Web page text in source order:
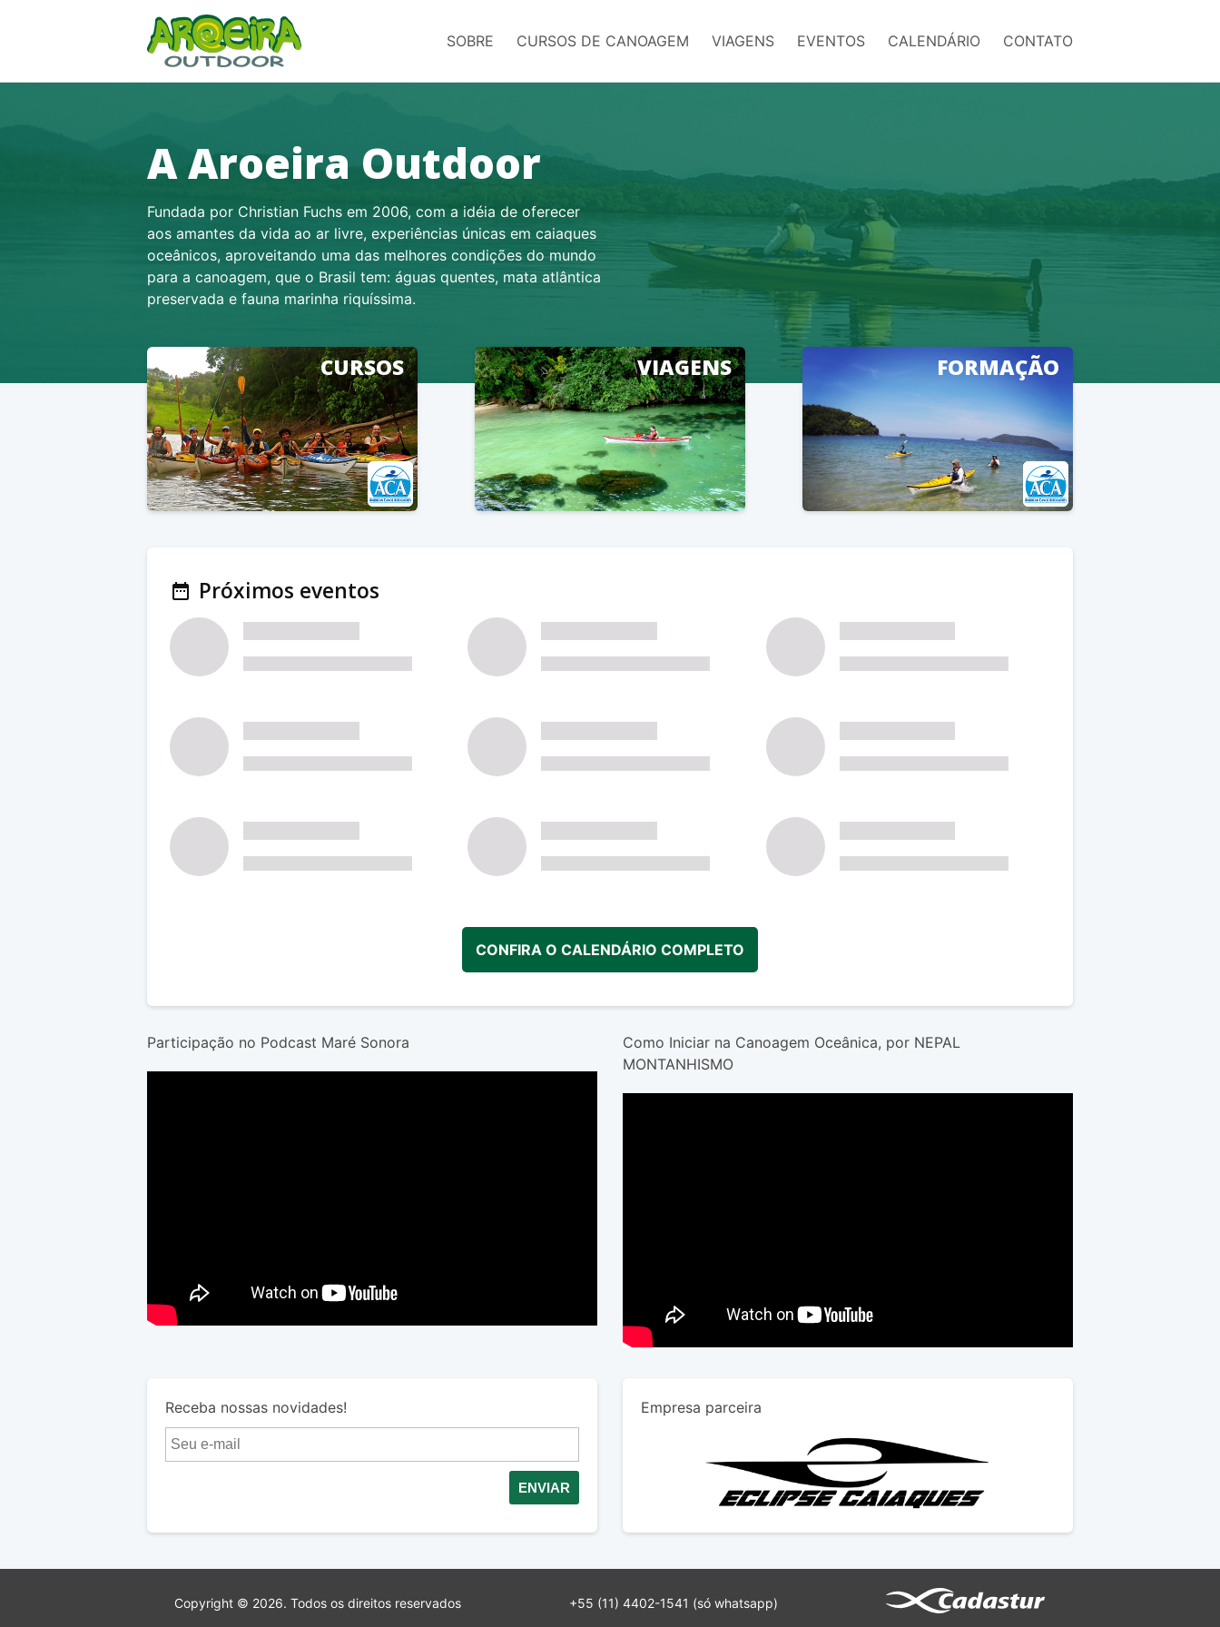
SOBRE CURSOS DE CANOAGEM VIAGENS EVENTOS CALENDÁRIO CONTATO
A Aroeira Outdoor
Fundada por Christian Fuchs em 2006, com a idéia de oferecer
aos amantes da vida ao ar livre, experiências únicas em caiaques
oceânicos, aproveitando uma das melhores condições do mundo
para a canoagem, que o Brasil tem: águas quentes, mata atlântica
preservada e fauna marinha riquíssima.
CURSOS VIAGENS FORMAÇÃO
date_range Próximos eventos
CONFIRA O CALENDÁRIO COMPLETO
Participação no Podcast Maré Sonora
Como Iniciar na Canoagem Oceânica, por NEPAL
MONTANHISMO
Receba nossas novidades! Empresa parceira
Copyright © 2026. Todos os direitos reservados +55 (11) 4402-1541 (só whatsapp)